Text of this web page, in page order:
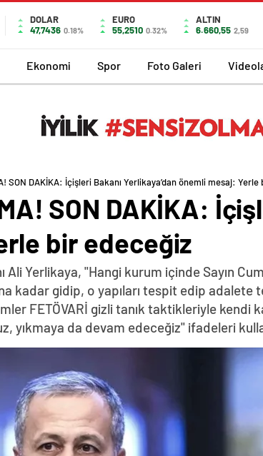
DOLAR
47,7436 0.18%
EURO
55,2510 0.32%
ALTIN
6.660,55 2,59
Ekonomi Spor Foto Galeri
SON DAKİKA: İçişleri Bakanı Yerlikaya’dan önemli mesaj:
SON DAKİKA:
bir edeceğiz
Yerlikaya, "Hangi kurum içinde Sayın
kadar gidip, o yapıları tespit edip
FETÖVARİ gizli tanık taktikleriyle kendi
yıkmaya da devam edeceğiz" ifadeleri